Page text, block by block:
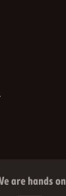
are hands on